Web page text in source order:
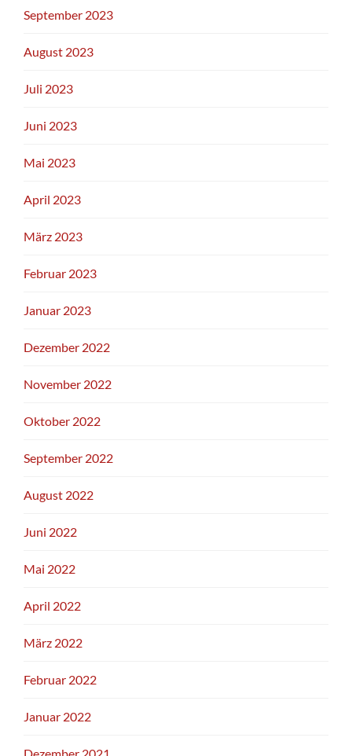
September 2023
August 2023
Juli 2023
Juni 2023
Mai 2023
April 2023
März 2023
Februar 2023
Januar 2023
Dezember 2022
November 2022
Oktober 2022
September 2022
August 2022
Juni 2022
Mai 2022
April 2022
März 2022
Februar 2022
Januar 2022
Dezember 2021